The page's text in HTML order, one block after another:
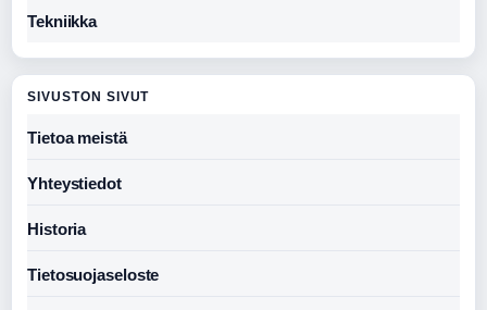
Tekniikka
SIVUSTON SIVUT
Tietoa meistä
Yhteystiedot
Historia
Tietosuojaseloste